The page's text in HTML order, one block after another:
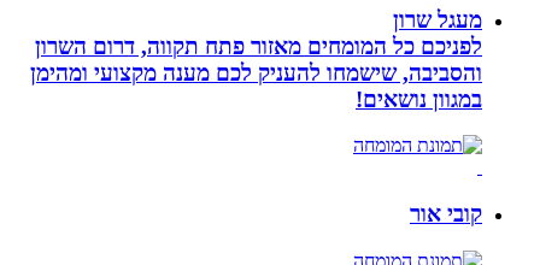
מעגל שרון
לפניכם כל המומחים מאזור פתח תקווה, דרום השרון
והסביבה, שישמחו להעניק לכם מענה מקצועי ומהימן
במגוון נושאים!
קובי אור